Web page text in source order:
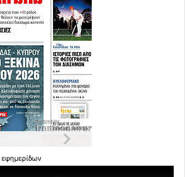
εφημερίδων